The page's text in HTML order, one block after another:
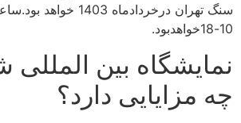
سنگ تهران درخردادماه
10-18خواهدبود.
نمایشگاه بین المللی
چه مزایایی دارد؟